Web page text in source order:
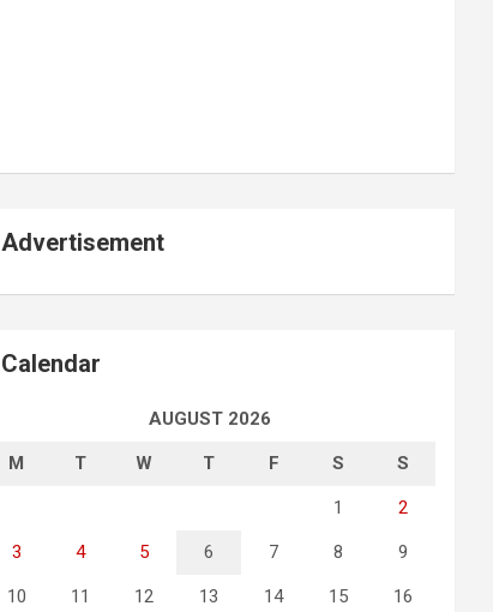
Advertisement
Calendar
AUGUST 2026
M T W T F S S
1 2
3 4 5 6 7 8 9
10 11 12 13 14 15 16